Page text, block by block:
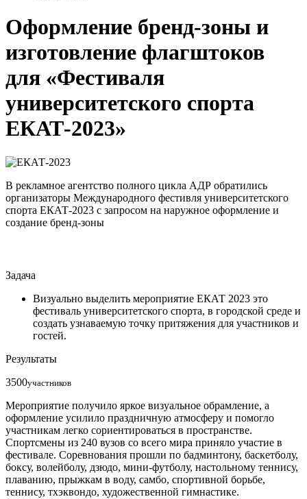
Оформление бренд-зоны и
изготовление флагштоков
для «Фестиваля
университетского спорта
ЕКАТ-2023»
В рекламное агентство полного цикла АДР обратились
организаторы Международного фестивля университетского
спорта ЕКАТ-2023 с запросом на наружное оформление и
создание бренд-зоны
Задача
Визуально выделить мероприятие ЕКАТ 2023 это
фестиваль университетского спорта, в городской среде и
создать узнаваемую точку притяжения для участников и
гостей.
Результаты
3500участников
Мероприятие получило яркое визуальное обрамление, а
оформление усилило праздничную атмосферу и помогло
участникам легко сориентироваться в пространстве.
Спортсмены из 240 вузов со всего мира приняло участие в
фестивале. Соревнования прошли по бадминтону, баскетболу,
боксу, волейболу, дзюдо, мини-футболу, настольному теннису,
плаванию, прыжкам в воду, самбо, спортивной борьбе,
теннису, тхэквондо, художественной гимнастике.